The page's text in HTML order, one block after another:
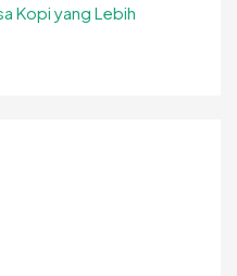
Kopi yang Lebih